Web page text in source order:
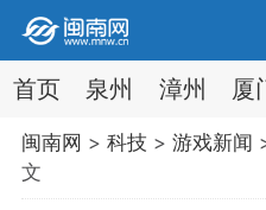
首页 泉州 漳州 厦
闽南网 > 科技 > 游戏新闻
文